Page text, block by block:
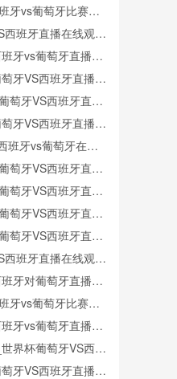
口
牙vs葡萄牙比赛直
分析直播
班牙直播在线观看
口
牙vs葡萄牙直播免
牙直播在线观看高
牙VS西班牙直播_
萄牙VS西班牙直播
插件观看
牙VS西班牙直播_
班牙vs葡萄牙在线
播入口-24直播网
萄牙VS西班牙直播
插件观看
萄牙VS西班牙直播
插件观看
萄牙VS西班牙直播
插件观看
萄牙VS西班牙直播
插件观看
班牙直播在线观看
口
牙对葡萄牙直播免
牙直播在线观看高
牙vs葡萄牙比赛直
分析直播
牙vs葡萄牙直播免
牙直播在线观看高
界杯葡萄牙VS西班
直达入口
牙VS西班牙直播_